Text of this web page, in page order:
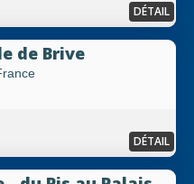
DÉTAIL
de Brive
DÉTAIL